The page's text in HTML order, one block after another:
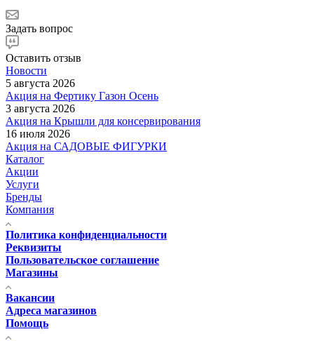
Задать вопрос
Оставить отзыв
Новости
5 августа 2026
Акция на Фертику Газон Осень
3 августа 2026
Акция на Крышли для консервирования
16 июля 2026
Акция на САДОВЫЕ ФИГУРКИ
Каталог
Акции
Услуги
Бренды
Компания
Политика конфиденциальности
Реквизиты
Пользовательское соглашение
Магазины
Вакансии
Адреса магазинов
Помощь